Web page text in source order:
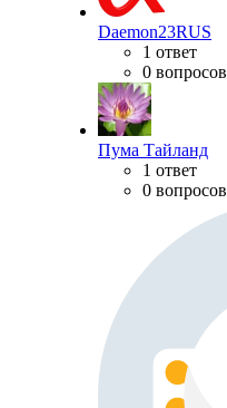
Daemon23RUS
1 ответ
0 вопросов
Пума Тайланд
1 ответ
0 вопросов